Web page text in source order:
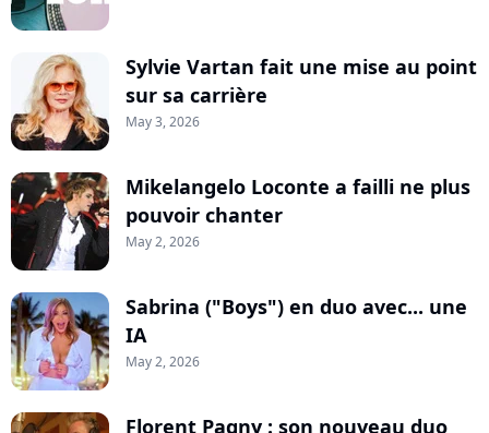
Sylvie Vartan fait une mise au point
sur sa carrière
May 3, 2026
Mikelangelo Loconte a failli ne plus
pouvoir chanter
May 2, 2026
Sabrina ("Boys") en duo avec... une
IA
May 2, 2026
Florent Pagny : son nouveau duo